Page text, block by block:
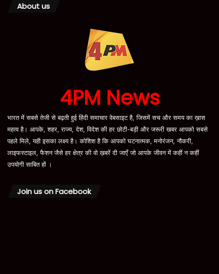
About us
4PM News
भारत में सबसे तेजी से बढ़ती हुई हिंदी समाचार वेबसाइट है, जिसमें सच और समय का ख़ास
महत्व है। आपके, शहर, राज्य, देश, विदेश की हर छोटी-बड़ी और जरूरी खबर आपको सबसे
पहले मिले, यही इसका लक्ष्य है। कोशिश है कि आपको घटनात्मक, मनोरंजन, नौकरी,
लाइफस्टाइल, फैशन जैसे हर क्षेत्र की वो ख़बरें दी जाएँ जो आपके जीवन में कहीं न कहीं
उपयोगी साबित हों ।
Join us on Facebook